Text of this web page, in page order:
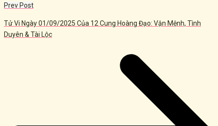
Prev Post
Tử Vi Ngày 01/09/2025 Của 12 Cung Hoàng Đạo: Vận Mệnh, Tình
Duyên & Tài Lộc